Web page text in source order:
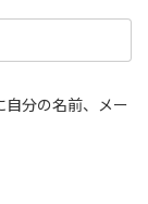
自分の名前、メー